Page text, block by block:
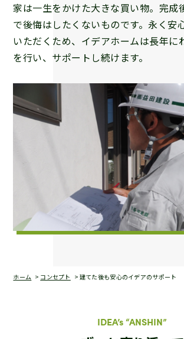
家は一生をかけた大きな買い物。完成
で後悔はしたくないものです。永く安
いただくため、イデアホームは長年に
を行い、サポートし続けます。
ホーム コンセプト 建てた後も安心のイデアのサポート
IDEA’s “ANSHIN”